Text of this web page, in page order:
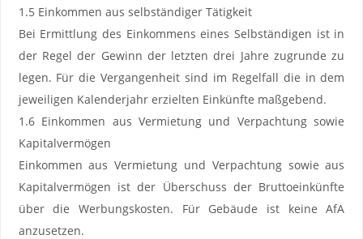
1.5 Einkommen aus selbständiger Tätigkeit
Bei Ermittlung des Einkommens eines Selbständigen ist in
der Regel der Gewinn der letzten drei Jahre zugrunde zu
legen. Für die Vergangenheit sind im Regelfall die in dem
jeweiligen Kalenderjahr erzielten Einkünfte maßgebend.
1.6 Einkommen aus Vermietung und Verpachtung sowie
Kapitalvermögen
Einkommen aus Vermietung und Verpachtung sowie aus
Kapitalvermögen ist der Überschuss der Bruttoeinkünfte
über die Werbungskosten. Für Gebäude ist keine AfA
anzusetzen.